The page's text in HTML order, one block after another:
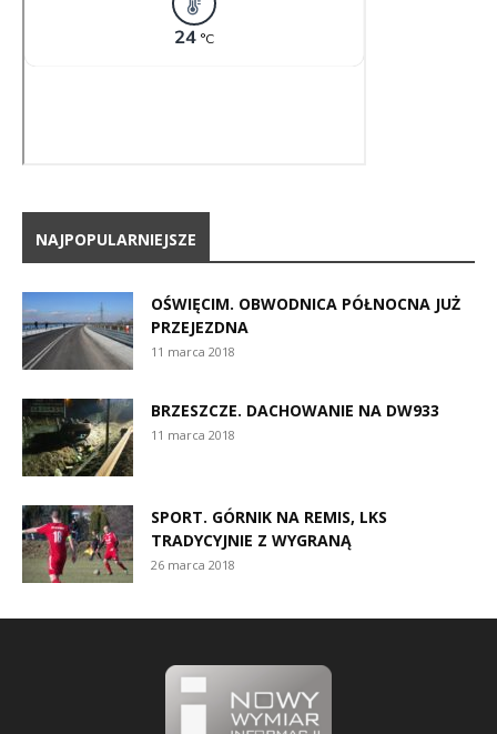
NAJPOPULARNIEJSZE
OŚWIĘCIM. OBWODNICA PÓŁNOCNA JUŻ
PRZEJEZDNA
11 marca 2018
BRZESZCZE. DACHOWANIE NA DW933
11 marca 2018
SPORT. GÓRNIK NA REMIS, LKS
TRADYCYJNIE Z WYGRANĄ
26 marca 2018